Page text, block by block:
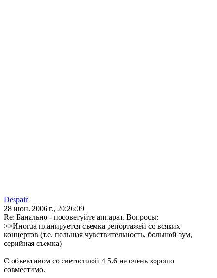
Despair
28 июн. 2006 г., 20:26:09
Re: Банально - посоветуйте аппарат. Вопросы:
>>Иногда планируется съемка репортажей со всяких
концертов (т.е. польшая чувствительность, большой зум,
серийная съемка)
С объективом со светосилой 4-5.6 не очень хорошо
совместимо.